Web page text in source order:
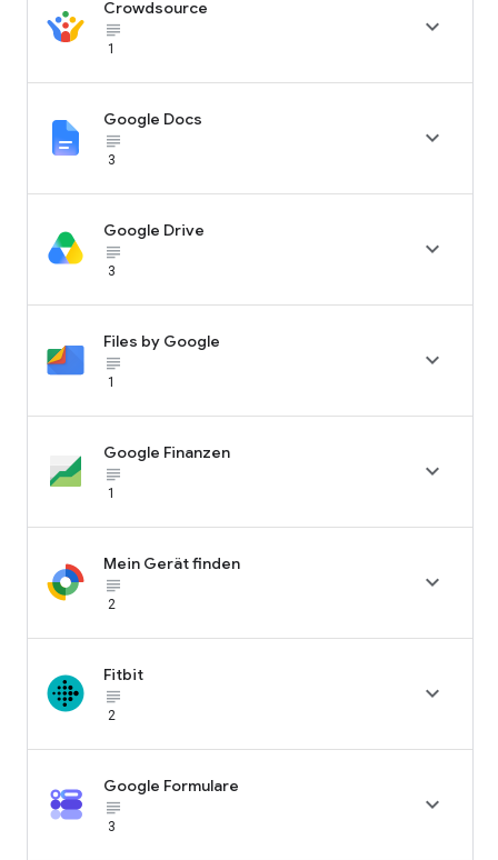
Crowdsource
subject_black
1

Google Docs
subject_black
3

Google Drive
subject_black
3

Files by Google
subject_black
1

Google Finanzen
subject_black
1

Mein Gerät finden
subject_black
2

Fitbit
subject_black
2

Google Formulare
subject_black
3
